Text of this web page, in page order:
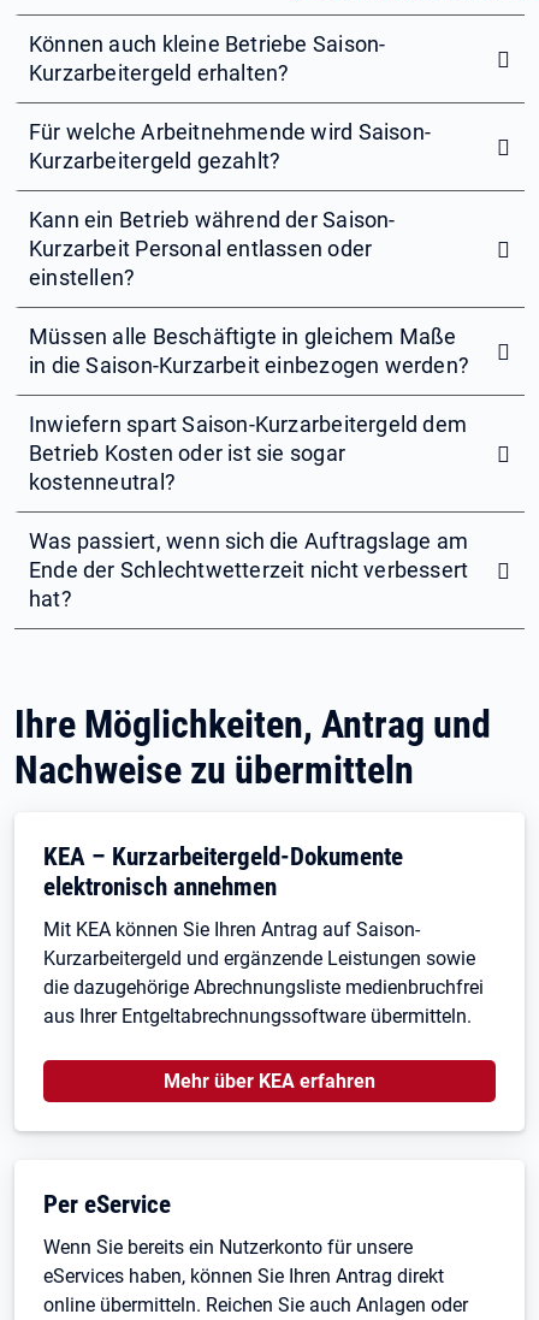
Können auch kleine Betriebe Saison-
Kurzarbeitergeld erhalten?
Für welche Arbeitnehmende wird Saison-
Kurzarbeitergeld gezahlt?
Kann ein Betrieb während der Saison-
Kurzarbeit Personal entlassen oder
einstellen?
Müssen alle Beschäftigte in gleichem Maße
in die Saison-Kurzarbeit einbezogen werden?
Inwiefern spart Saison-Kurzarbeitergeld dem
Betrieb Kosten oder ist sie sogar
kostenneutral?
Was passiert, wenn sich die Auftragslage am
Ende der Schlechtwetterzeit nicht verbessert
hat?
Ihre Möglichkeiten, Antrag und
Nachweise zu übermitteln
KEA – Kurzarbeitergeld-Dokumente
elektronisch annehmen
Mit KEA können Sie Ihren Antrag auf Saison-
Kurzarbeitergeld und ergänzende Leistungen sowie
die dazugehörige Abrechnungsliste medienbruchfrei
aus Ihrer Entgeltabrechnungssoftware übermitteln.
Mehr über KEA erfahren
Per eService
Wenn Sie bereits ein Nutzerkonto für unsere
eServices haben, können Sie Ihren Antrag direkt
online übermitteln. Reichen Sie auch Anlagen oder